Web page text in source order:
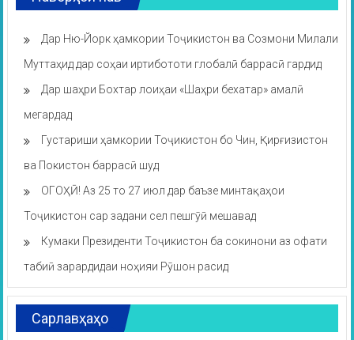
Дар Ню-Йорк ҳамкории Тоҷикистон ва Созмони Милали
Муттаҳид дар соҳаи иртибототи глобалӣ баррасӣ гардид
Дар шаҳри Бохтар лоиҳаи «Шаҳри бехатар» амалӣ
мегардад
Густариши ҳамкории Тоҷикистон бо Чин, Қирғизистон
ва Покистон баррасӣ шуд
ОГОҲӢ! Аз 25 то 27 июл дар баъзе минтақаҳои
Тоҷикистон сар задани сел пешгӯӣ мешавад
Кумаки Президенти Тоҷикистон ба сокинони аз офати
табиӣ зарардидаи ноҳияи Рӯшон расид
Сарлавҳаҳо